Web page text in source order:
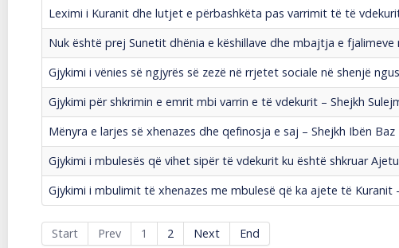
Leximi i Kuranit dhe lutjet e përbashkëta pas varrimit të të
Nuk është prej Sunetit dhënia e këshillave dhe mbajtja e fjalimeve
Gjykimi i vënies së ngjyrës së zezë në rrjetet sociale në shenjë
Gjykimi për shkrimin e emrit mbi varrin e të vdekurit – Shejkh
Mënyra e larjes së xhenazes dhe qefinosja e saj – Shejkh Ibën Baz
Gjykimi i mbulesës që vihet sipër të vdekurit ku është shkruar
Gjykimi i mbulimit të xhenazes me mbulesë që ka ajete të Kuranit
Start Prev 1 2 Next End